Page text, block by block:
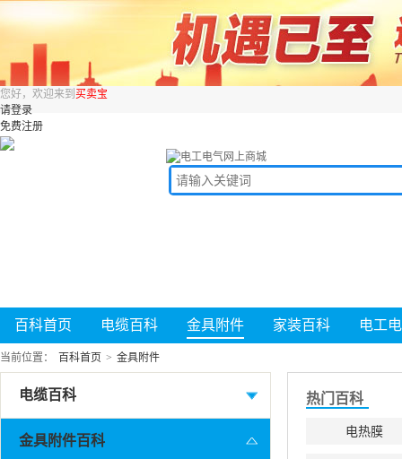
您好，欢迎来到 买卖宝
请登录
免费注册
百科首页 电缆百科 金具附件 家装百科 电工
当前位置： 百科首页 > 金具附件
电缆百科
金具附件百科
热门百科
电热膜